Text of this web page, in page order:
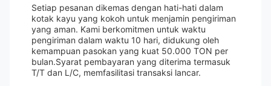
Setiap pesanan dikemas dengan hati-hati dalam
kotak kayu yang kokoh untuk menjamin pengiriman
yang aman. Kami berkomitmen untuk waktu
pengiriman dalam waktu 10 hari, didukung oleh
kemampuan pasokan yang kuat 50.000 TON per
bulan.Syarat pembayaran yang diterima termasuk
T/T dan L/C, memfasilitasi transaksi lancar.